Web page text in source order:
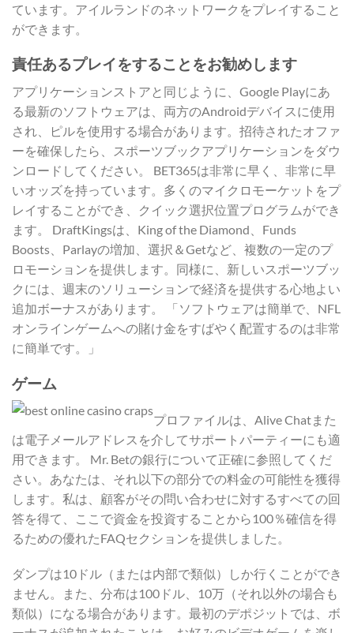
ています。アイルランドのネットワークをプレイすること
ができます。
責任あるプレイをすることをお勧めします
アプリケーションストアと同じように、Google Playにあ
る最新のソフトウェアは、両方のAndroidデバイスに使用
され、ピルを使用する場合があります。招待されたオファ
ーを確保したら、スポーツブックアプリケーションをダウ
ンロードしてください。 BET365は非常に早く、非常に早
いオッズを持っています。多くのマイクロモーケットをプ
レイすることができ、クイック選択位置プログラムができ
ます。 DraftKingsは、King of the Diamond、Funds
Boosts、Parlayの増加、選択＆Getなど、複数の一定のプ
ロモーションを提供します。同様に、新しいスポーツブッ
クには、週末のソリューションで経済を提供する心地よい
追加ボーナスがあります。 「ソフトウェアは簡単で、NFL
オンラインゲームへの賭け金をすばやく配置するのは非常
に簡単です。」
ゲーム
プロファイルは、Alive Chatまた
は電子メールアドレスを介してサポートパーティーにも適
用できます。 Mr. Betの銀行について正確に参照してくだ
さい。あなたは、それ以下の部分での料金の可能性を獲得
します。私は、顧客がその問い合わせに対するすべての回
答を得て、ここで資金を投資することから100％確信を得
るための優れたFAQセクションを提供しました。
ダンプは10ドル（または内部で類似）しか行くことができ
ません。また、分布は100ドル、10万（それ以外の場合も
類似）になる場合があります。最初のデポジットでは、ボ